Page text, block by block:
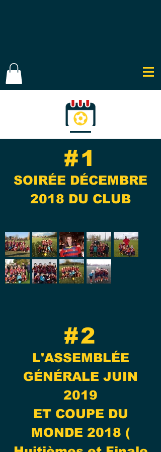
#1
SOIRÉE DÉCEMBRE
2018 DU CLUB
#2
L'ASSEMBLÉE
GÉNÉRALE JUIN
2019
ET COUPE DU
MONDE 2018 (